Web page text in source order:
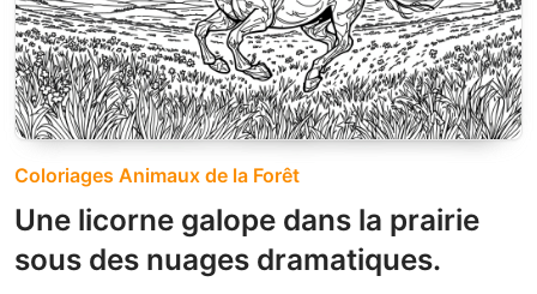
Coloriages Animaux de la Forêt
Une licorne galope dans la prairie
sous des nuages dramatiques.